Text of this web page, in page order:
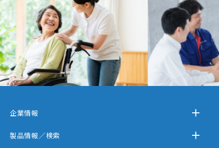
企業情報
製品情報／検索